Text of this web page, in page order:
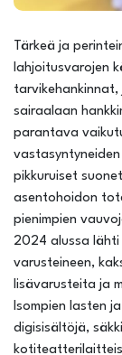
Tärkeä ja
lahjoitusvarojen
sairaalaan
parantava
pikkuruiset
asentohoidon
pienimpien
2024 alussa
varusteineen,
lisävarusteita ja
Isompien lasten
digisisältöjä,